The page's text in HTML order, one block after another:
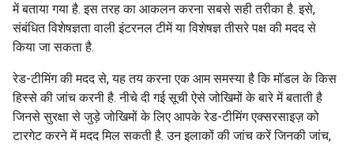
में बताया गया है. इस तरह का आकलन करना सबसे सही तरीका है. इसे,
संबंधित विशेषज्ञता वाली इंटरनल टीमें या विशेषज्ञ तीसरे पक्ष की मदद से
किया जा सकता है.
रेड-टीमिंग की मदद से, यह तय करना एक आम समस्या है कि मॉडल के किस
हिस्से की जांच करनी है. नीचे दी गई सूची ऐसे जोखिमों के बारे में बताती है
जिनसे सुरक्षा से जुड़े जोखिमों के लिए आपके रेड-टीमिंग एक्सरसाइज़ को
टारगेट करने में मदद मिल सकती है. उन इलाकों की जांच करें जिनकी जांच,